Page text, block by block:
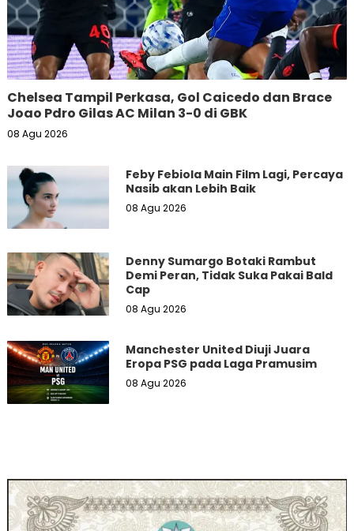
Chelsea Tampil Perkasa, Gol Caicedo dan Brace
Joao Pdro Gilas AC Milan 3-0 di GBK
08 Agu 2026
Feby Febiola Main Film Lagi, Percaya
Nasib akan Lebih Baik
08 Agu 2026
Denny Sumargo Botaki Rambut
Demi Peran, Tidak Suka Pakai Bald
Cap
08 Agu 2026
Manchester United Diuji Juara
Eropa PSG pada Laga Pramusim
08 Agu 2026